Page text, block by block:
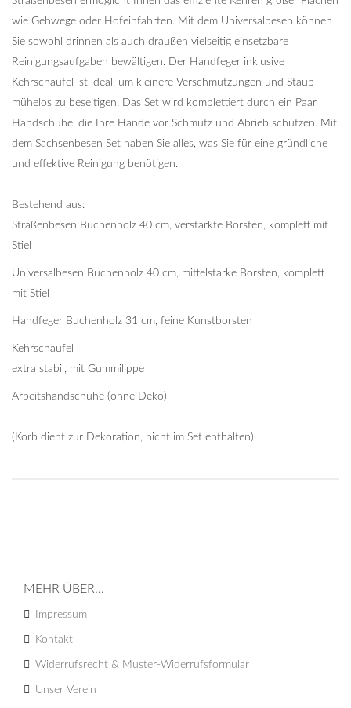
wie Gehwege oder Hofeinfahrten. Mit dem Universalbesen können
Sie sowohl drinnen als auch draußen vielseitig einsetzbare
Reinigungsaufgaben bewältigen. Der Handfeger inklusive
Kehrschaufel ist ideal, um kleinere Verschmutzungen und Staub
mühelos zu beseitigen. Das Set wird komplettiert durch ein Paar
Handschuhe, die Ihre Hände vor Schmutz und Abrieb schützen. Mit
dem Sachsenbesen Set haben Sie alles, was Sie für eine gründliche
und effektive Reinigung benötigen.
Bestehend aus:
Straßenbesen Buchenholz 40 cm, verstärkte Borsten, komplett mit
Stiel
Universalbesen Buchenholz 40 cm, mittelstarke Borsten, komplett
mit Stiel
Handfeger Buchenholz 31 cm, feine Kunstborsten
Kehrschaufel
extra stabil, mit Gummilippe
Arbeitshandschuhe (ohne Deko)
(Korb dient zur Dekoration, nicht im Set enthalten)
MEHR ÜBER...
Impressum
Kontakt
Widerrufsrecht & Muster-Widerrufsformular
Unser Verein